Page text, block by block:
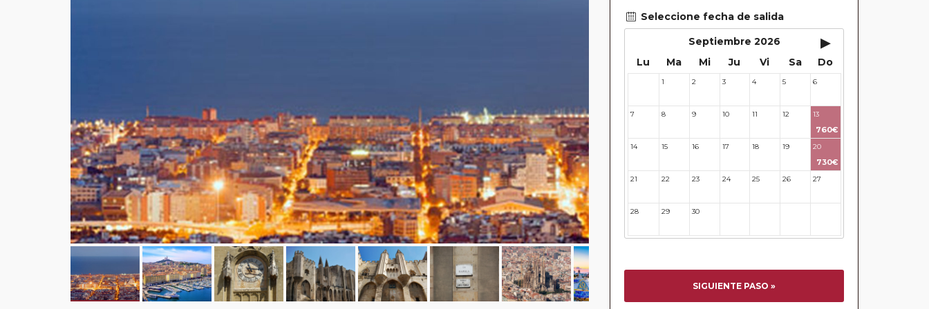
Seleccione fecha de salida
Septiembre 2026
▸
Lu Ma Mi Ju Vi Sa Do
1 2 3 4 5 6
7 8 9 10 11 12 13
760€
14 15 16 17 18 19 20
730€
21 22 23 24 25 26 27
28 29 30
SIGUIENTE PASO »